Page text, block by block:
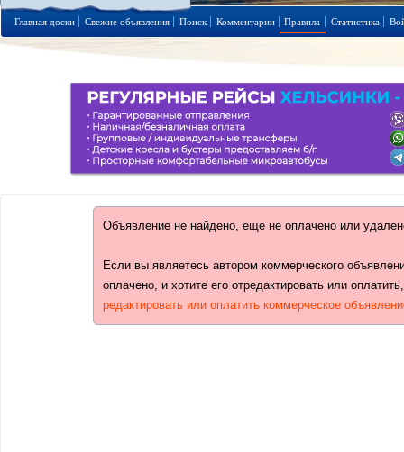
Главная доски Свежие объявления Поиск Комментарии Правила Статистика
Объявление не найдено, еще не оплачено или
Если вы являетесь автором коммерческого
оплачено, и хотите его отредактировать или
редактировать или оплатить коммерческое